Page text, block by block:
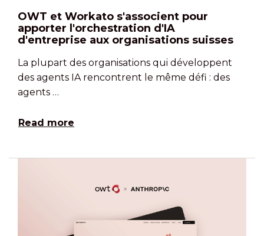
OWT et Workato s'associent pour
apporter l'orchestration d'IA
d'entreprise aux organisations suisses
La plupart des organisations qui développent
des agents IA rencontrent le même défi : des
agents …
Read more